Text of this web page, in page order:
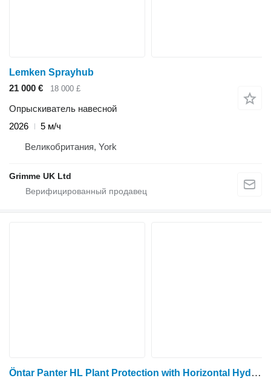
Lemken Sprayhub
21 000 €
18 000 £
Опрыскиватель навесной
2026
5 м/ч
Великобритания, York
Grimme UK Ltd
Öntar Panter HL Plant Protection with Horizontal Hydraulic Boom